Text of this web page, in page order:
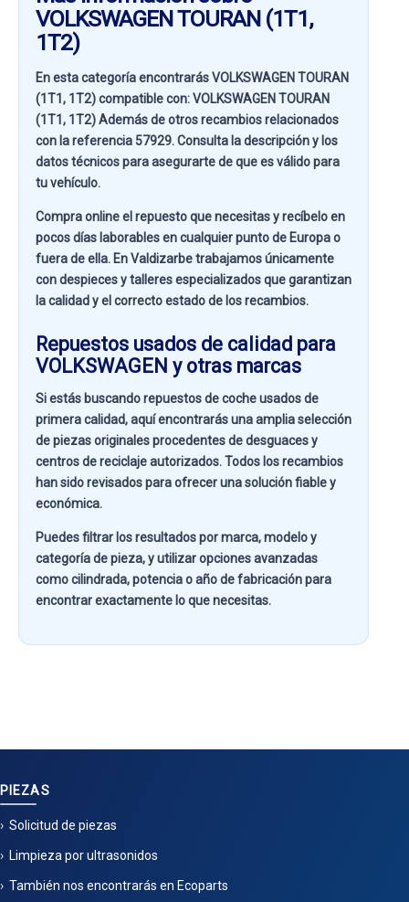
VOLKSWAGEN TOURAN (1T1,
1T2)
En esta categoría encontrarás VOLKSWAGEN TOURAN
(1T1, 1T2) compatible con:VOLKSWAGEN TOURAN
(1T1, 1T2)Además de otros recambios relacionados
con la referencia 57929. Consulta la descripción y los
datos técnicos para asegurarte de que es válido para
tu vehículo.
Compra online el repuesto que necesitas y recíbelo en
pocos días laborables en cualquier punto de Europa o
fuera de ella. EnValdizarbetrabajamos únicamente
con despieces y talleres especializados que garantizan
la calidad y el correcto estado de los recambios.
Repuestos usados de calidad para
VOLKSWAGEN y otras marcas
Si estás buscandorepuestos de coche usados de
primera calidad, aquí encontrarás una amplia selección
de piezas originales procedentes de desguaces y
centros de reciclaje autorizados. Todos los recambios
han sido revisados para ofrecer una solución fiable y
económica.
Puedes filtrar los resultados pormarca, modelo y
categoría de pieza, y utilizar opciones avanzadas
comocilindrada, potencia o año de fabricaciónpara
encontrar exactamente lo que necesitas.
PIEZAS
Solicitud de piezas
Limpieza por ultrasonidos
También nos encontrarás en Ecoparts